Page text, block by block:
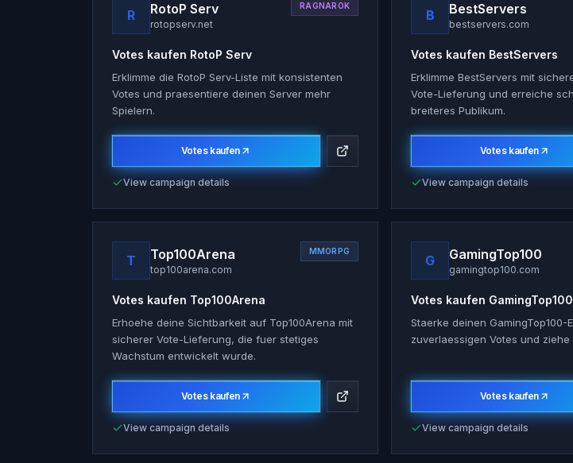
R RotoP Serv
rotopserv.net
RAGNAROK
Votes kaufen RotoP Serv
Erklimme die RotoP Serv-Liste mit konsistenten
Votes und praesentiere deinen Server mehr
Spielern.
Votes kaufen
View campaign details
B BestServers
bestservers.com
Votes kaufen BestServers
Erklimme BestServers mit
Vote-Lieferung und erreiche
breiteres Publikum.
Votes kaufen
View campaign details
T Top100Arena
top100arena.com
MMORPG
Votes kaufen Top100Arena
Erhoehe deine Sichtbarkeit auf Top100Arena mit
sicherer Vote-Lieferung, die fuer stetiges
Wachstum entwickelt wurde.
Votes kaufen
View campaign details
G GamingTop100
gamingtop100.com
Votes kaufen GamingTop100
Staerke deinen GamingTop100-
zuverlaessigen Votes und ziehe
Votes kaufen
View campaign details